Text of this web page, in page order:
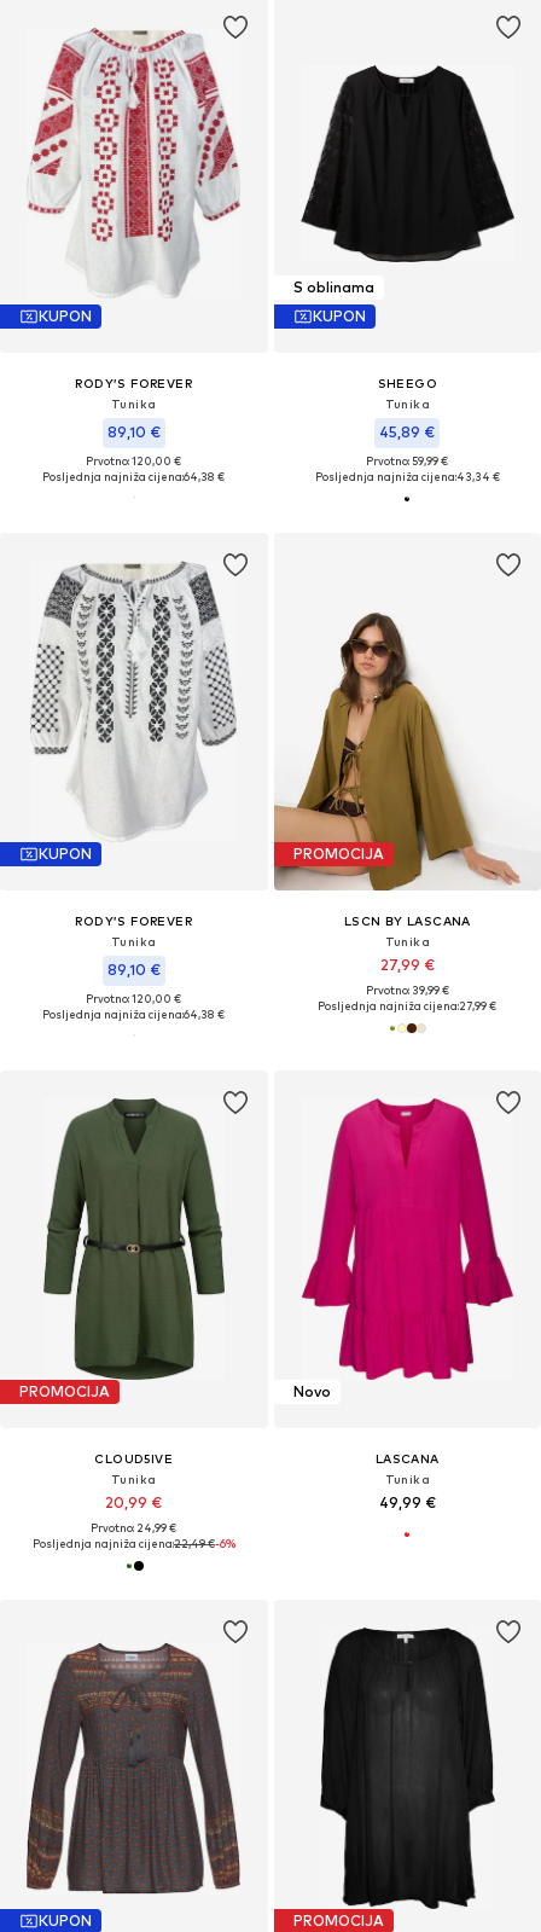
KUPON
RODY’S FOREVER
Tunika
89,10 €
Prvotno: 120,00 €
Posljednja najniža cijena:64,38 €
S oblinama
KUPON
SHEEGO
Tunika
45,89 €
Prvotno: 59,99 €
Posljednja najniža cijena:43,34 €
KUPON
RODY’S FOREVER
Tunika
89,10 €
Prvotno: 120,00 €
Posljednja najniža cijena:64,38 €
PROMOCIJA
LSCN BY LASCANA
Tunika
27,99 €
Prvotno: 39,99 €
Posljednja najniža cijena:27,99 €
PROMOCIJA
CLOUD5IVE
Tunika
20,99 €
Prvotno: 24,99 €
Posljednja najniža cijena:22,49 €-6%
Novo
LASCANA
Tunika
49,99 €
KUPON PROMOCIJA